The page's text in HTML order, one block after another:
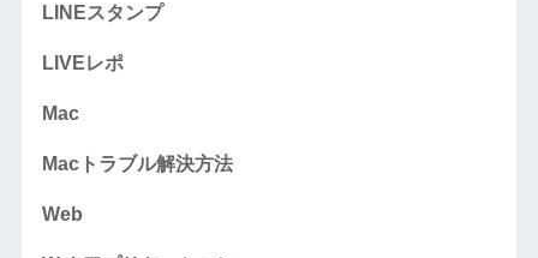
LINEスタンプ
LIVEレポ
Mac
Macトラブル解決方法
Web